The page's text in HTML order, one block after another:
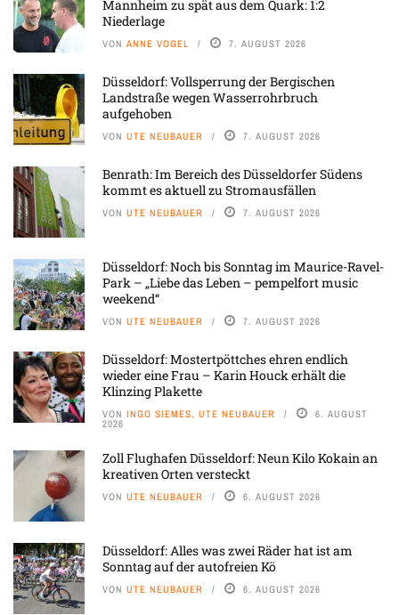
Mannheim zu spät aus dem Quark: 1:2
Niederlage
VON ANNE VOGEL 7. AUGUST 2026
Düsseldorf: Vollsperrung der Bergischen
Landstraße wegen Wasserrohrbruch
aufgehoben
VON UTE NEUBAUER 7. AUGUST 2026
Benrath: Im Bereich des Düsseldorfer Südens
kommt es aktuell zu Stromausfällen
VON UTE NEUBAUER 7. AUGUST 2026
Düsseldorf: Noch bis Sonntag im Maurice-Ravel-
Park – „Liebe das Leben – pempelfort music
weekend“
VON UTE NEUBAUER 7. AUGUST 2026
Düsseldorf: Mostertpöttches ehren endlich
wieder eine Frau – Karin Houck erhält die
Klinzing Plakette
VON INGO SIEMES, UTE NEUBAUER 6. AUGUST
2026
Zoll Flughafen Düsseldorf: Neun Kilo Kokain an
kreativen Orten versteckt
VON UTE NEUBAUER 6. AUGUST 2026
Düsseldorf: Alles was zwei Räder hat ist am
Sonntag auf der autofreien Kö
VON UTE NEUBAUER 6. AUGUST 2026